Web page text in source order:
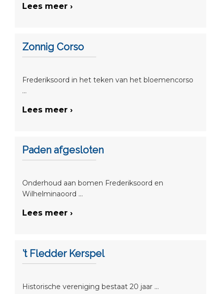
Lees meer ›
Zonnig Corso
Frederiksoord in het teken van het bloemencorso
...
Lees meer ›
Paden afgesloten
Onderhoud aan bomen Frederiksoord en
Wilhelminaoord ...
Lees meer ›
’t Fledder Kerspel
Historische vereniging bestaat 20 jaar ...